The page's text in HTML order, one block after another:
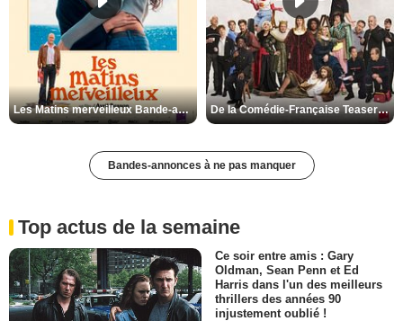
Les Matins merveilleux Bande-annonce VF De la Comédie-Française Teaser VF
Bandes-annonces à ne pas manquer
Top actus de la semaine
Ce soir entre amis : Gary
Oldman, Sean Penn et Ed
Harris dans l'un des meilleurs
thrillers des années 90
injustement oublié !